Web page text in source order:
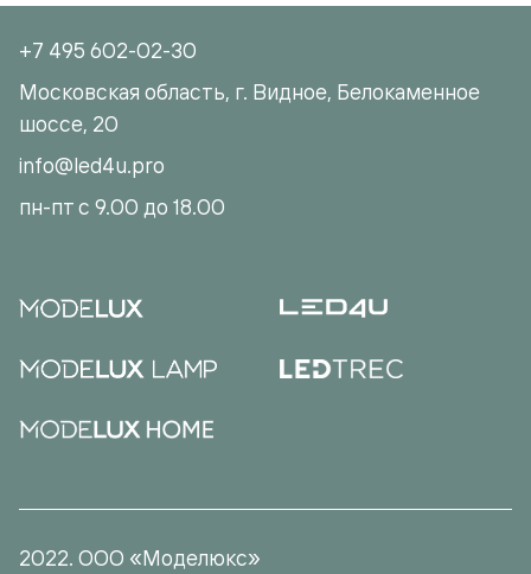
+7 495 602-02-30
Московская область, г. Видное, Белокаменное
шоссе, 20
info@led4u.pro
пн-пт с 9.00 до 18.00
2022. ООО «Моделюкс»